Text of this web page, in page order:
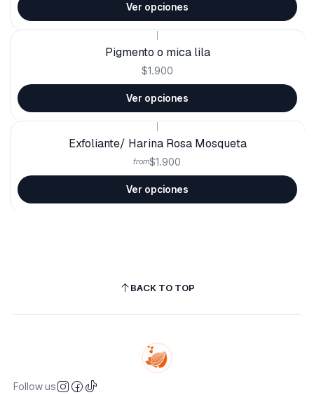
Ver opciones
Pigmento o mica lila
$1.900
Ver opciones
Exfoliante/ Harina Rosa Mosqueta
from$1.900
Ver opciones
BACK TO TOP
Follow us